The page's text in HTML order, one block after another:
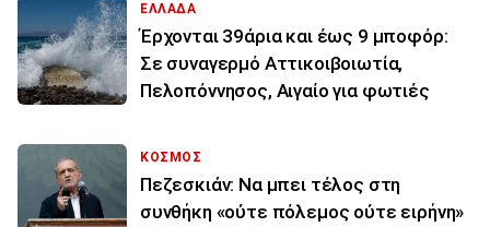
ΕΛΛΑΔΑ
Έρχονται 39άρια και έως 9 μποφόρ:
Σε συναγερμό Αττικοιβοιωτία,
Πελοπόννησος, Αιγαίο για φωτιές
ΚΟΣΜΟΣ
Πεζεσκιάν: Να μπει τέλος στη
συνθήκη «ούτε πόλεμος ούτε ειρήνη»